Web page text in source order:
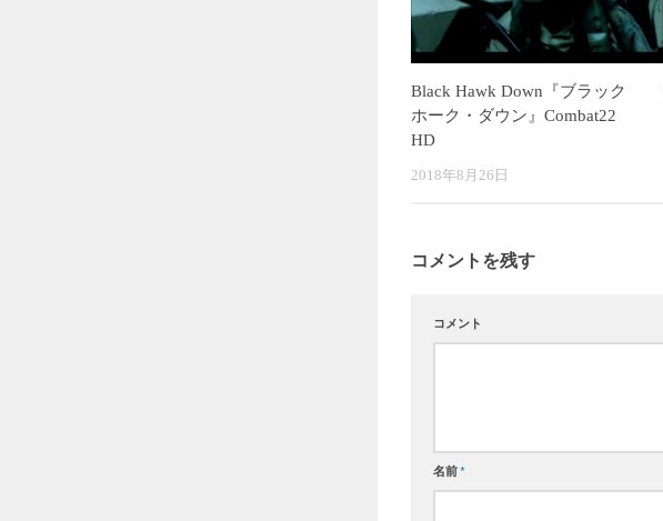
Black Hawk Down『ブラック
ホーク・ダウン』Combat22
HD
2018年8月26日
コメントを残す
コメント
名前*